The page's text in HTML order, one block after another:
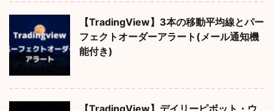
【TradingView】3本の移動平均線とパー
フェクトオーダーアラート(メール通知機
能付き)
【TradingView】デイリーピボット・ウ